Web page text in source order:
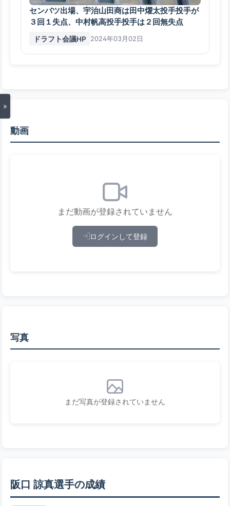
»
センバツ出場、宇治山田商は田中燿太投手投手が
３回１失点、中村帆高投手投手は２回無失点
ドラフト会議HP 2024年03月02日
動画
まだ動画が登録されていません
ログインして登録
写真
まだ写真が登録されていません
阪口 諒真選手の成績